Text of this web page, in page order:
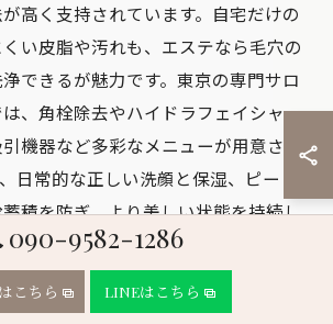
高く支持されています。自宅だけの
い皮脂や汚れも、エステなら毛穴の
できるが魅力です。東京の専門サロ
、角栓除去やハイドラフェイシャ
機器など多彩なメニューが用意され
日常的な正しい洗顔と保湿、ピーリ
積を防ぎ、より美しい状態を持続し
記の表でよくある角栓対策法を比較
090-9582-1286
こちら LINEはこちら